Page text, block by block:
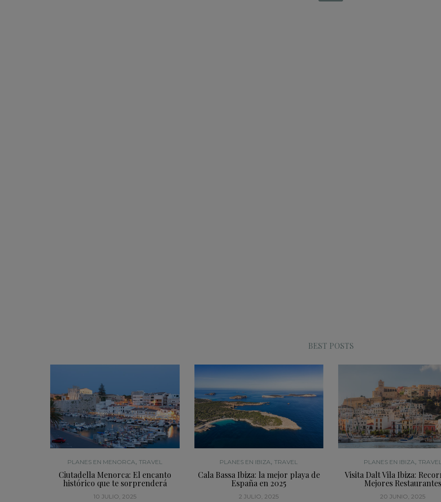
BEST POSTS
PLANES EN MENORCA, TRAVEL
Ciutadella Menorca: El encanto
histórico que te sorprenderá
10 JULIO, 2025
PLANES EN IBIZA,TRAVEL
Cala Bassa Ibiza: la mejor playa de
España en 2025
2 JULIO, 2025
PLANES EN IBIZA,
Visita Dalt Vila Ibiza:
Mejores Restaurantes
20 JUNIO, 2025